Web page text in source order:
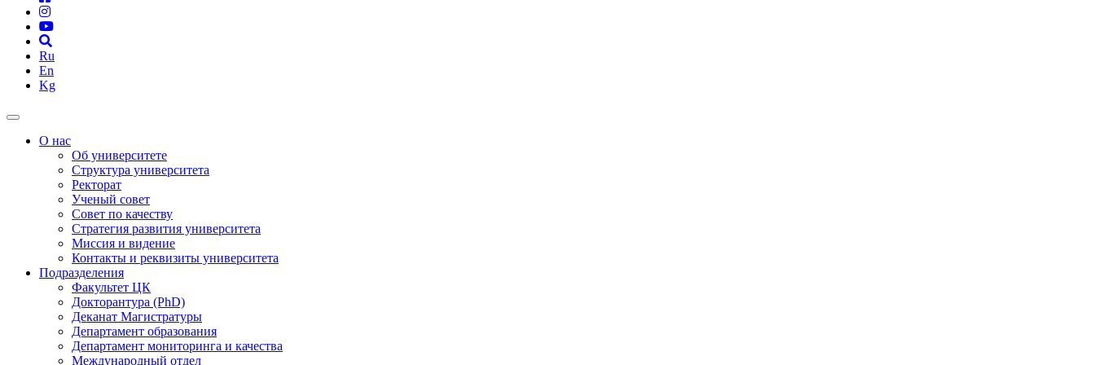
Ru
En
Kg
О нас
Об университете
Структура университета
Ректорат
Ученый совет
Совет по качеству
Стратегия развития университета
Миссия и видение
Контакты и реквизиты университета
Подразделения
Факультет ЦК
Докторантура (PhD)
Деканат Магистратуры
Департамент образования
Департамент мониторинга и качества
Международный отдел